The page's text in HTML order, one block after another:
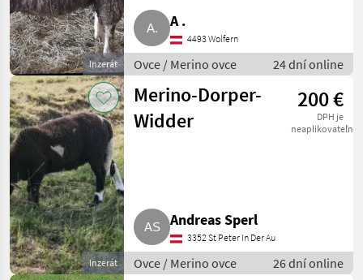
Inzerát
A .
4493 Wolfern
Ovce / Merino ovce 24 dní online
Inzerát
Merino-Dorper-
Widder
200 €
DPH je
neaplikovateľné
Andreas Sperl
3352 St Peter In Der Au
Ovce / Merino ovce 26 dní online